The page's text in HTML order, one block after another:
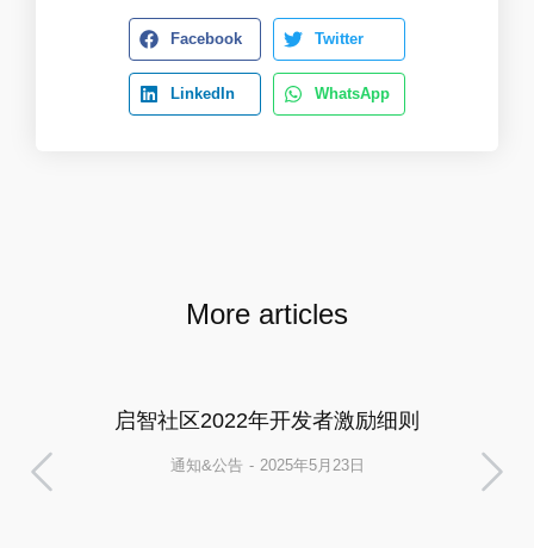
Facebook Twitter
LinkedIn WhatsApp
More articles
启智社区2022年开发者激励细则
通知&公告 2025年5月23日